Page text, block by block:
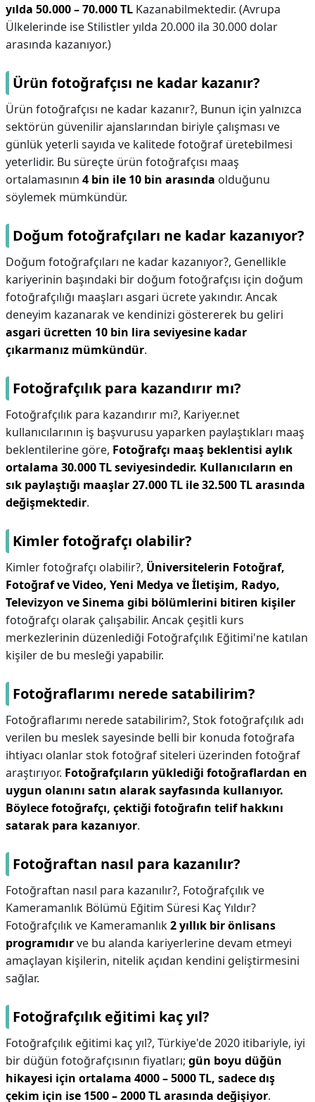
yılda 50.000 – 70.000 TL Kazanabilmektedir. (Avrupa
Ülkelerinde ise Stilistler yılda 20.000 ila 30.000 dolar
arasında kazanıyor.)
Ürün fotoğrafçısı ne kadar kazanır?
Ürün fotoğrafçısı ne kadar kazanır?, Bunun için yalnızca
sektörün güvenilir ajanslarından biriyle çalışması ve
günlük yeterli sayıda ve kalitede fotoğraf üretebilmesi
yeterlidir. Bu süreçte ürün fotoğrafçısı maaş
ortalamasının 4 bin ile 10 bin arasında olduğunu
söylemek mümkündür.
Doğum fotoğrafçıları ne kadar kazanıyor?
Doğum fotoğrafçıları ne kadar kazanıyor?, Genellikle
kariyerinin başındaki bir doğum fotoğrafçısı için doğum
fotoğrafçılığı maaşları asgari ücrete yakındır. Ancak
deneyim kazanarak ve kendinizi göstererek bu geliri
asgari ücretten 10 bin lira seviyesine kadar
çıkarmanız mümkündür.
Fotoğrafçılık para kazandırır mı?
Fotoğrafçılık para kazandırır mı?, Kariyer.net
kullanıcılarının iş başvurusu yaparken paylaştıkları maaş
beklentilerine göre, Fotoğrafçı maaş beklentisi aylık
ortalama 30.000 TL seviyesindedir. Kullanıcıların en
sık paylaştığı maaşlar 27.000 TL ile 32.500 TL arasında
değişmektedir.
Kimler fotoğrafçı olabilir?
Kimler fotoğrafçı olabilir?, Üniversitelerin Fotoğraf,
Fotoğraf ve Video, Yeni Medya ve İletişim, Radyo,
Televizyon ve Sinema gibi bölümlerini bitiren kişiler
fotoğrafçı olarak çalışabilir. Ancak çeşitli kurs
merkezlerinin düzenlediği Fotoğrafçılık Eğitimi'ne katılan
kişiler de bu mesleği yapabilir.
Fotoğraflarımı nerede satabilirim?
Fotoğraflarımı nerede satabilirim?, Stok fotoğrafçılık adı
verilen bu meslek sayesinde belli bir konuda fotoğrafa
ihtiyacı olanlar stok fotoğraf siteleri üzerinden fotoğraf
araştırıyor. Fotoğrafçıların yüklediği fotoğraflardan en
uygun olanını satın alarak sayfasında kullanıyor.
Böylece fotoğrafçı, çektiği fotoğrafın telif hakkını
satarak para kazanıyor.
Fotoğraftan nasıl para kazanılır?
Fotoğraftan nasıl para kazanılır?, Fotoğrafçılık ve
Kameramanlık Bölümü Eğitim Süresi Kaç Yıldır?
Fotoğrafçılık ve Kameramanlık2 yıllık bir önlisans
programıdırve bu alanda kariyerlerine devam etmeyi
amaçlayan kişilerin, nitelik açıdan kendini geliştirmesini
sağlar.
Fotoğrafçılık eğitimi kaç yıl?
Fotoğrafçılık eğitimi kaç yıl?, Türkiye'de 2020 itibariyle, iyi
bir düğün fotoğrafçısının fiyatları; gün boyu düğün
hikayesi için ortalama 4000 – 5000 TL, sadece dış
çekim için ise 1500 – 2000 TL arasında değişiyor.